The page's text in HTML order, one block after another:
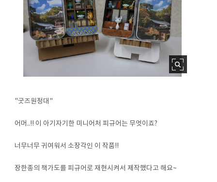
"굿즈원정대"
어머..!! 이 아기자기한 미니어처 피규어는 무엇이죠?
너무너무 귀여워서 소장각인 이 작품!!
장한종의 책가도를 피규어로 재현시켜서 제작했다고 해요~